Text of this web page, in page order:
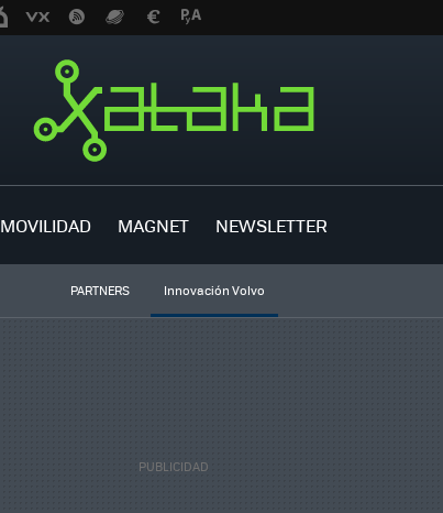
MOVILIDAD MAGNET NEWSLETTER
PARTNERS Innovación Volvo